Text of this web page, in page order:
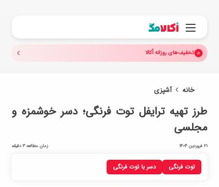
منو
تخفیف‌های روزانه اُکالا
خانه آشپزی
توت فرنگی دسر با توت فرنگی
طرز تهیه ترایفل توت‌ فرنگی؛ دسر خوشمزه و
مجلسی
21 فروردین 1404 زمان مطالعه 3 دقیقه